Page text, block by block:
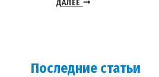
ДАЛЕЕ
Последние статьи